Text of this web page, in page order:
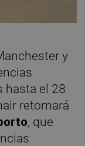
y
hasta el 28
retomará
, que